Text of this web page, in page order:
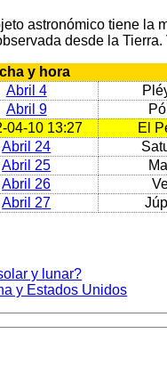
astronómico tiene la
desde la
y hora
Abril 4
Abril 9
04-10 13:27
El
Abril 24
Abril 25
Abril 26
Abril 27
y lunar?
y Estados Unidos